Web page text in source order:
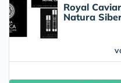
Royal
Natura